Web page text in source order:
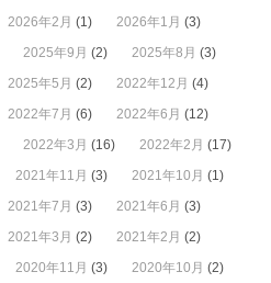
2026年2月 (1) 2026年1月 (3)
2025年9月 (2) 2025年8月 (3)
2025年5月 (2) 2022年12月 (4)
2022年7月 (6) 2022年6月 (12)
2022年3月 (16) 2022年2月 (17)
2021年11月 (3) 2021年10月 (1)
2021年7月 (3) 2021年6月 (3)
2021年3月 (2) 2021年2月 (2)
2020年11月 (3) 2020年10月 (2)